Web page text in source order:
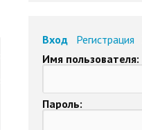
Вход Регистрация
Имя пользователя:
Пароль: